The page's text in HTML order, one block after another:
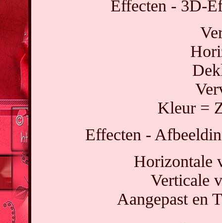
Effecten - 3D-
Kleur =
Effecten -
Horizontale
Verticale
Aangepast en